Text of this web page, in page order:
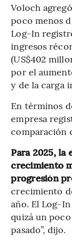
Voloch
poco menos
Log-In
ingresos
(US$402
por el
y de la carga
En términos
empresa
comparación
Para 2025, la
crecimiento
progresión
crecimiento
año. El Log-
quizá un
pasado”, dijo.